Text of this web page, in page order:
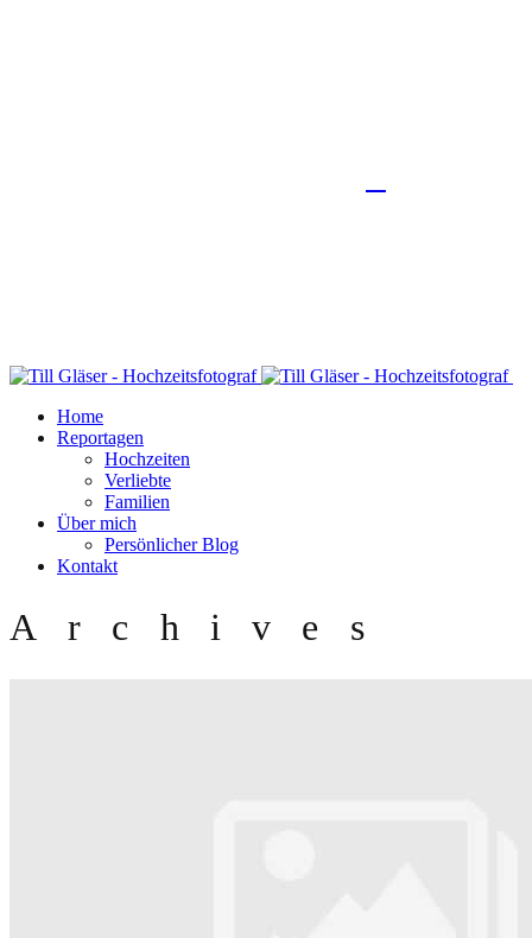
Home
Reportagen
Hochzeiten
Verliebte
Familien
Über mich
Persönlicher Blog
Kontakt
Archives